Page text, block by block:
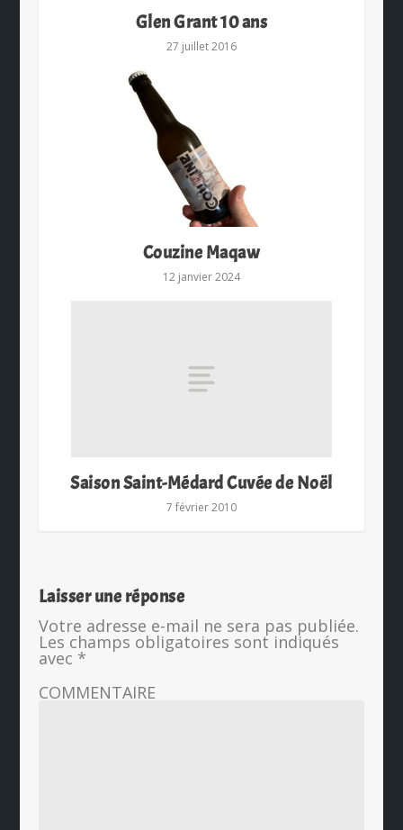
Glen Grant 10 ans
27 juillet 2016
Couzine Maqaw
12 janvier 2024
Saison Saint-Médard Cuvée de Noël
7 février 2010
Laisser une réponse
Votre adresse e-mail ne sera pas publiée.
Les champs obligatoires sont indiqués
avec *
COMMENTAIRE